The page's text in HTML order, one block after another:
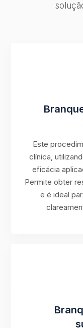
Este
clínica,
eficácia
Permite obter
e é ideal